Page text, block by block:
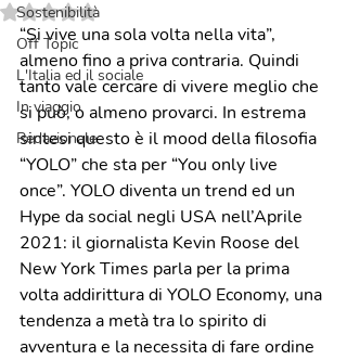
Sostenibilità
Off Topic
L'Italia ed il sociale
In viaggio
Redazionale
Valutazione NaN stelle su 5.
“Si vive una sola volta nella vita”,
almeno fino a priva contraria. Quindi
tanto vale cercare di vivere meglio che
si può, o almeno provarci. In estrema
sintesi questo è il mood della filosofia
“YOLO” che sta per “You only live
once”. YOLO diventa un trend ed un
Hype da social negli USA nell’Aprile
2021: il giornalista Kevin Roose del
New York Times parla per la prima
volta addirittura di YOLO Economy, una
tendenza a metà tra lo spirito di
avventura e la necessita di fare ordine